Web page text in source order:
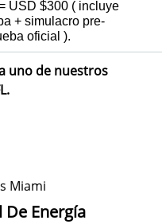
USD $300 ( incluye
+ simulacro pre-
oficial ).
uno de nuestros
Miami
De Energía